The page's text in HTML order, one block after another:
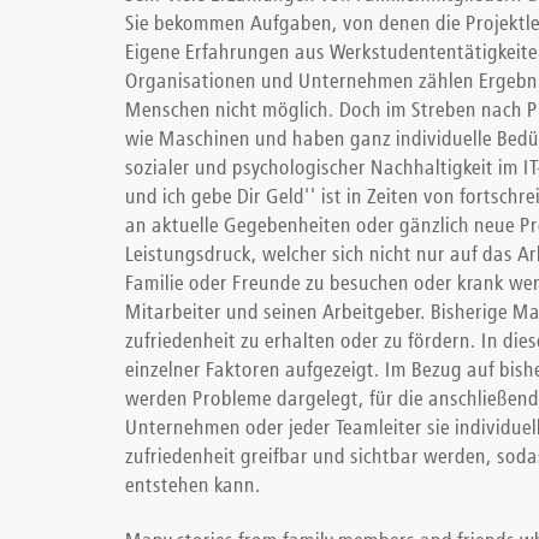
Sie bekommen Aufgaben, von denen die
Eigene Erfahrungen aus
Organisationen und Unternehmen zählen
Menschen nicht möglich. Doch im Streben
wie Maschinen und haben ganz individuelle
sozialer und psychologischer Nachhaltigkeit im
und ich gebe Dir Geld'' ist in Zeiten von
an aktuelle Gegebenheiten oder gänzlich neue
Leistungsdruck, welcher sich nicht nur auf das
Familie oder Freunde zu besuchen oder krank
Mitarbeiter und seinen Arbeitgeber. Bisherige
zufriedenheit zu erhalten oder zu fördern. In
einzelner Faktoren aufgezeigt. Im Bezug auf
werden Probleme dargelegt, für die
Unternehmen oder jeder Teamleiter sie
zufriedenheit greifbar und sichtbar werden,
entstehen kann.